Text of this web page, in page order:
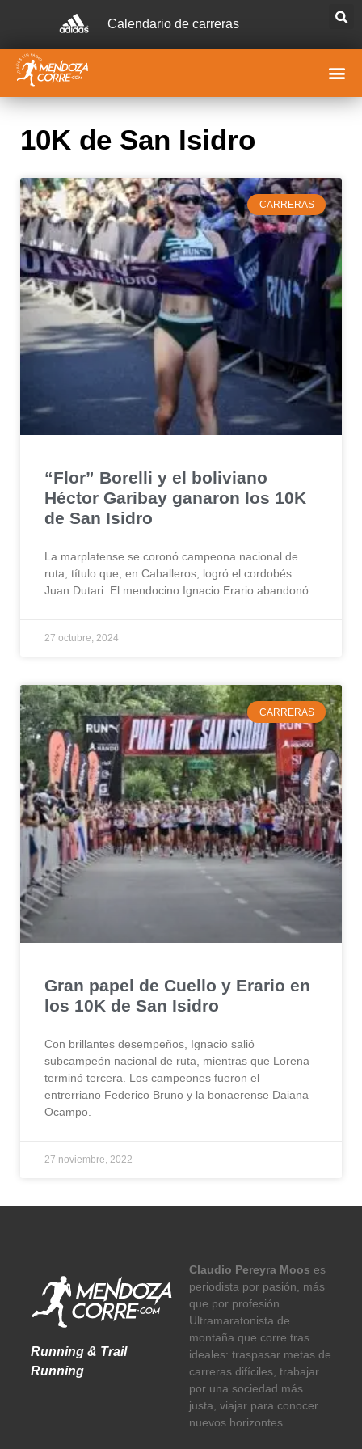
Calendario de carreras
10K de San Isidro
CARRERAS
“Flor” Borelli y el boliviano
Héctor Garibay ganaron los 10K
de San Isidro
La marplatense se coronó campeona nacional de
ruta, título que, en Caballeros, logró el cordobés
Juan Dutari. El mendocino Ignacio Erario abandonó.
27 octubre, 2024
CARRERAS
Gran papel de Cuello y Erario en
los 10K de San Isidro
Con brillantes desempeños, Ignacio salió
subcampeón nacional de ruta, mientras que Lorena
terminó tercera. Los campeones fueron el
entrerriano Federico Bruno y la bonaerense Daiana
Ocampo.
27 noviembre, 2022
Running & Trail
Running
Claudio Pereyra Moos es
periodista por pasión, más
que por profesión.
Ultramaratonista de
montaña que corre tras
ideales: traspasar metas de
carreras difíciles, trabajar
por una sociedad más
justa, viajar para conocer
nuevos horizontes